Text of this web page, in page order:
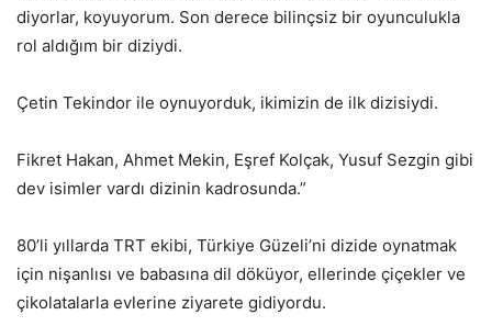
diyorlar, koyuyorum. Son derece bilinçsiz bir oyunculukla
rol aldığım bir diziydi.
Çetin Tekindor ile oynuyorduk, ikimizin de ilk dizisiydi.
Fikret Hakan, Ahmet Mekin, Eşref Kolçak, Yusuf Sezgin gibi
dev isimler vardı dizinin kadrosunda.”
80’li yıllarda TRT ekibi, Türkiye Güzeli’ni dizide oynatmak
için nişanlısı ve babasına dil döküyor, ellerinde çiçekler ve
çikolatalarla evlerine ziyarete gidiyordu.